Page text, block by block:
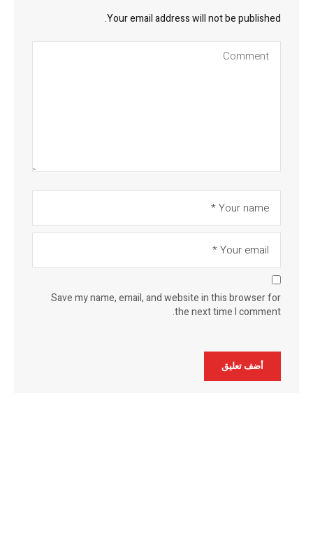
Your email address will not be published.
Save my name, email, and website in this browser for
the next time I comment.